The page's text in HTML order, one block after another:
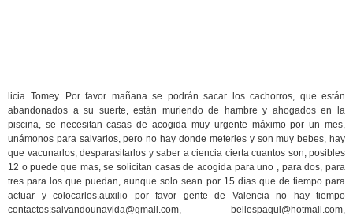
licia Tomey...Por favor mañana se podrán sacar los cachorros, que están
abandonados a su suerte, están muriendo de hambre y ahogados en la
piscina, se necesitan casas de acogida muy urgente máximo por un mes,
unámonos para salvarlos, pero no hay donde meterles y son muy bebes, hay
que vacunarlos, desparasitarlos y saber a ciencia cierta cuantos son, posibles
12 o puede que mas, se solicitan casas de acogida para uno , para dos, para
tres para los que puedan, aunque solo sean por 15 días que de tiempo para
actuar y colocarlos.auxilio por favor gente de Valencia no hay tiempo
contactos:salvandounavida@gmail.com, bellespaqui@hotmail.com,